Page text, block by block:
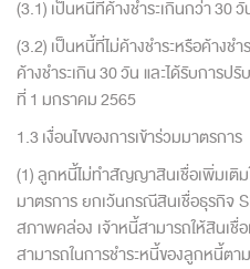
(3.1) เป็นหนี้ที่ค้างชำระเกินกว่า 30
(3.2) เป็นหนี้ที่ไม่ค้างชำระหรือค้างชำ
ค้างชำระเกิน 30 วัน และได้รับการป
ที่ 1 มกราคม 2565
1.3 เงื่อนไขของการเข้าร่วมมาตรการ
(1) ลูกหนี้ไม่ทำสัญญาสินเชื่อเพิ่มเติ
มาตรการ ยกเว้นกรณีสินเชื่อธุรกิจ
สภาพคล่อง เจ้าหนี้สามารถให้สินเชื่
สามารถในการชำระหนี้ของลูกหนี้ตา